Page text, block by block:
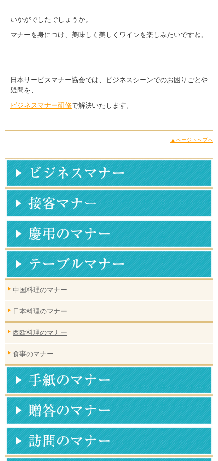
いかがでしたでしょうか。
マナーを身につけ、美味しく美しくワインを楽しみたいですね。
日本サービスマナー協会では、ビジネスシーンでのお困りごとや
疑問を、
ビジネスマナー研修で解決いたします。
▲ページトップへ
中国料理のマナー
日本料理のマナー
西欧料理のマナー
食事のマナー